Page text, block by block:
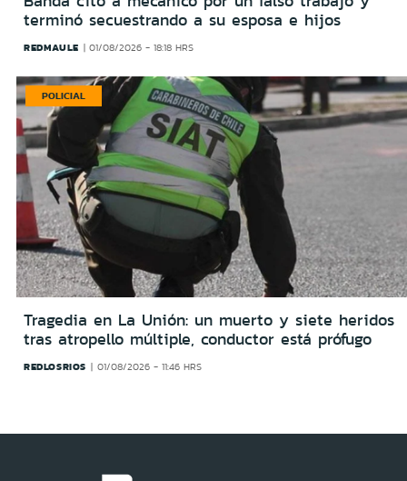
terminó secuestrando a su esposa e hijos
REDMAULE 01/08/2026 - 18:18 HRS
POLICIAL
Tragedia en La Unión: un muerto y siete heridos
tras atropello múltiple, conductor está prófugo
REDLOSRIOS 01/08/2026 - 11:46 HRS